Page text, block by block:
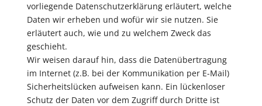
vorliegende Datenschutzerklärung erläutert, welche
Daten wir erheben und wofür wir sie nutzen. Sie
erläutert auch, wie und zu welchem Zweck das
geschieht.
Wir weisen darauf hin, dass die Datenübertragung
im Internet (z.B. bei der Kommunikation per E-Mail)
Sicherheitslücken aufweisen kann. Ein lückenloser
Schutz der Daten vor dem Zugriff durch Dritte ist